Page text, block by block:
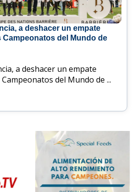
a deshacer un empate
Campeonatos del Mundo de
a deshacer un empate
del Mundo de ...